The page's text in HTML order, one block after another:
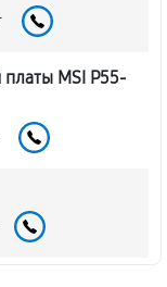
MSI P55-